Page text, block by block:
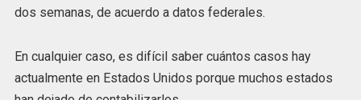
dos semanas, de acuerdo a datos federales.
En cualquier caso, es difícil saber cuántos casos hay
actualmente en Estados Unidos porque muchos estados